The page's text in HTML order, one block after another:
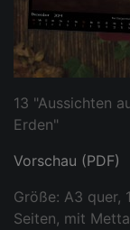
13 "Aussichten
Erden"
Vorschau (PDF)
Größe: A3 quer,
Seiten, mit